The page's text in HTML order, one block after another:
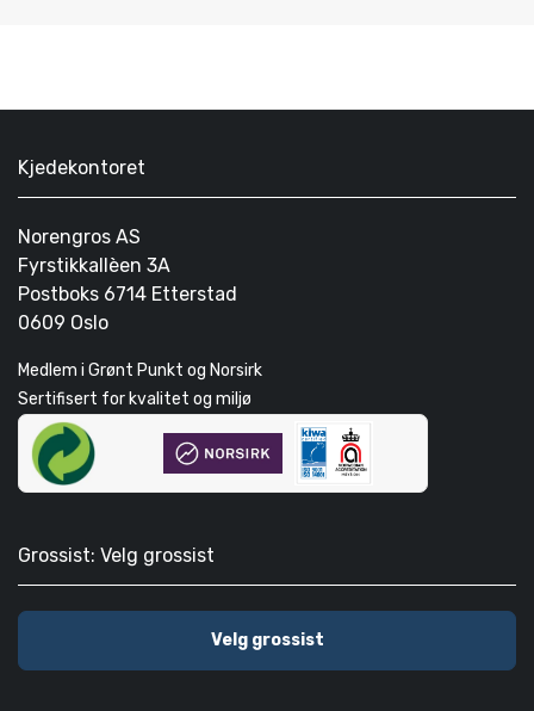
Kjedekontoret
Norengros AS
Fyrstikkallèen 3A
Postboks 6714 Etterstad
0609 Oslo
Medlem i Grønt Punkt og Norsirk
Sertifisert for kvalitet og miljø
Grossist: Velg grossist
Velg grossist